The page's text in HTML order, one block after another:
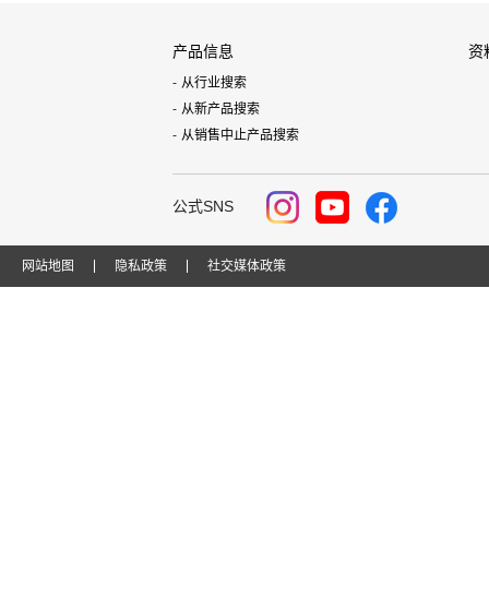
产品信息
从行业搜索
从新产品搜索
从销售中止产品搜索
资
公式SNS
网站地图 隐私政策 社交媒体政策